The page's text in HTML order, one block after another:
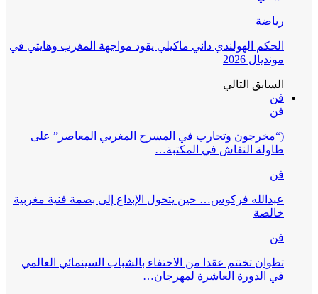
رياضة
الحكم الهولندي داني ماكيلي يقود مواجهة المغرب وهايتي في
مونديال 2026
السابق التالي
فن
فن
(“مخرجون وتجارب في المسرح المغربي المعاصر” على
طاولة النقاش في المكتبة…
فن
عبدالله فركوس… حين يتحول الإبداع إلى بصمة فنية مغربية
خالصة
فن
تطوان تختتم عقدا من الاحتفاء بالشباب السينمائي العالمي
في الدورة العاشرة لمهرجان…